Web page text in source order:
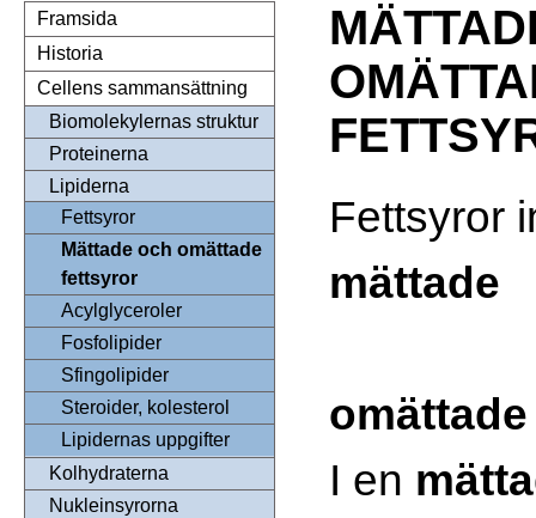
Framsida
Historia
Cellens sammansättning
Biomolekylernas struktur
Proteinerna
Lipiderna
Fettsyror
Mättade och omättade
fettsyror
Acylglyceroler
Fosfolipider
Sfingolipider
Steroider, kolesterol
Lipidernas uppgifter
Kolhydraterna
Nukleinsyrorna
Fettsyror
mättade
omättade
I en